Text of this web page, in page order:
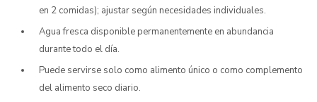
en 2 comidas); ajustar según necesidades individuales.
Agua fresca disponible permanentemente en abundancia
durante todo el día.
Puede servirse solo como alimento único o como complemento
del alimento seco diario.